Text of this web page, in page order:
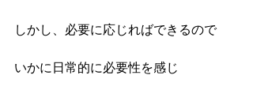
しかし、必要に応じればできるので
いかに日常的に必要性を感じ